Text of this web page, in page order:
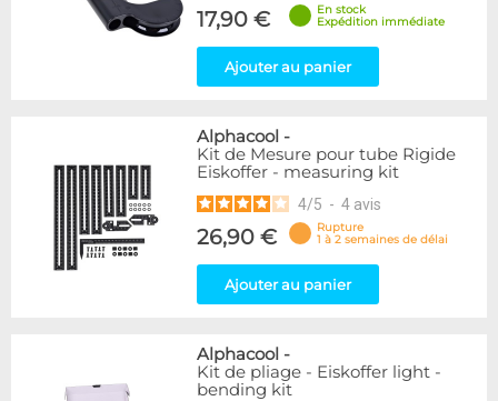
17,90 €
En stock
Expédition immédiate
Ajouter au panier
Alphacool -
Kit de Mesure pour tube Rigide
Eiskoffer - measuring kit
4/5 - 4 avis
26,90 €
Rupture
1 à 2 semaines de délai
Ajouter au panier
Alphacool -
Kit de pliage - Eiskoffer light -
bending kit